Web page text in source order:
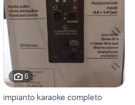
6
impianto karaoke completo